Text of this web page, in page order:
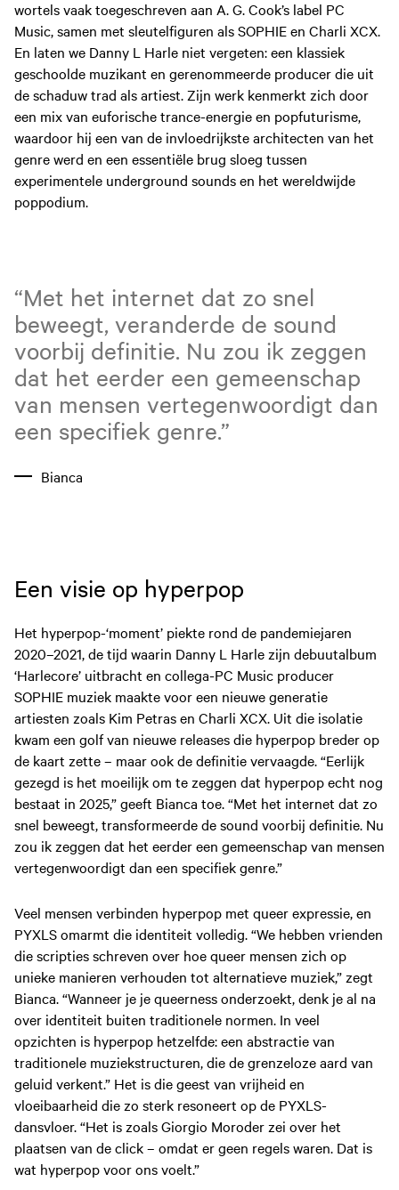
wortels vaak toegeschreven aan A. G. Cook’s label PC
Music, samen met sleutelfiguren als SOPHIE en Charli XCX.
En laten we Danny L Harle niet vergeten: een klassiek
geschoolde muzikant en gerenommeerde producer die uit
de schaduw trad als artiest. Zijn werk kenmerkt zich door
een mix van euforische trance-energie en popfuturisme,
waardoor hij een van de invloedrijkste architecten van het
genre werd en een essentiële brug sloeg tussen
experimentele underground sounds en het wereldwijde
poppodium.
“Met het internet dat zo snel
beweegt, veranderde de sound
voorbij definitie. Nu zou ik zeggen
dat het eerder een gemeenschap
van mensen vertegenwoordigt dan
een specifiek genre.”
Bianca
Een visie op hyperpop
Het hyperpop-‘moment’ piekte rond de pandemiejaren
2020–2021, de tijd waarin Danny L Harle zijn debuutalbum
‘Harlecore’ uitbracht en collega-PC Music producer
SOPHIE muziek maakte voor een nieuwe generatie
artiesten zoals Kim Petras en Charli XCX. Uit die isolatie
kwam een golf van nieuwe releases die hyperpop breder op
de kaart zette – maar ook de definitie vervaagde. “Eerlijk
gezegd is het moeilijk om te zeggen dat hyperpop echt nog
bestaat in 2025,” geeft Bianca toe. “Met het internet dat zo
snel beweegt, transformeerde de sound voorbij definitie. Nu
zou ik zeggen dat het eerder een gemeenschap van mensen
vertegenwoordigt dan een specifiek genre.”
Veel mensen verbinden hyperpop met queer expressie, en
PYXLS omarmt die identiteit volledig. “We hebben vrienden
die scripties schreven over hoe queer mensen zich op
unieke manieren verhouden tot alternatieve muziek,” zegt
Bianca. “Wanneer je je queerness onderzoekt, denk je al na
over identiteit buiten traditionele normen. In veel
opzichten is hyperpop hetzelfde: een abstractie van
traditionele muziekstructuren, die de grenzeloze aard van
geluid verkent.” Het is die geest van vrijheid en
vloeibaarheid die zo sterk resoneert op de PYXLS-
dansvloer. “Het is zoals Giorgio Moroder zei over het
plaatsen van de click – omdat er geen regels waren. Dat is
wat hyperpop voor ons voelt.”